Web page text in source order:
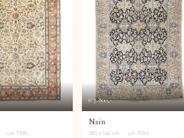
um 1950
€ 7.800,-
Nain
283 x 162 cm · um 1950